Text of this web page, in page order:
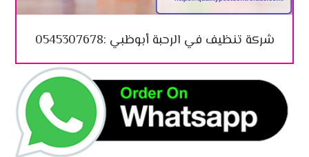
شركة تنظيف في الرحبة أبوظبي :0545307678